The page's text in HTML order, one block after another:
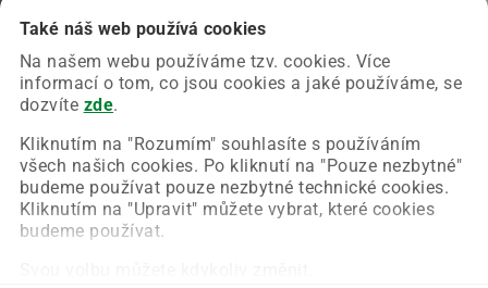
Také náš web používá cookies
Na našem webu používáme tzv. cookies. Více
informací o tom, co jsou cookies a jaké používáme, se
dozvíte zde.
Kliknutím na "Rozumím" souhlasíte s používáním
všech našich cookies. Po kliknutí na "Pouze nezbytné"
budeme používat pouze nezbytné technické cookies.
Kliknutím na "Upravit" můžete vybrat, které cookies
budeme používat.
Chyba nastala na naší straně a už ji opravujeme.
Zkuste prosím znovu načíst požadovanou stránku.
Obnovit stránku Úvodní strana